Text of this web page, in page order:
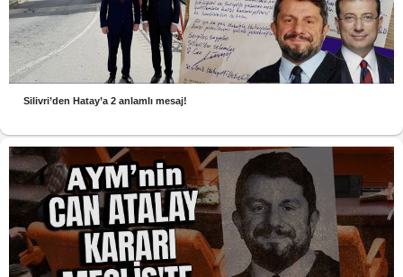
Silivri’den Hatay’a 2 anlamlı mesaj!